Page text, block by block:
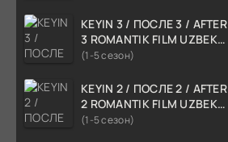
KEYIN 3 / ПОСЛЕ 3 / AFTER
3 ROMANTIK FILM UZBEK
TILIDA 2021 TARJIMA FILM
(1-5 сезон)
KEYIN 2 / ПОСЛЕ 2 / AFTER
2 ROMANTIK FILM UZBEK
TILIDA 2020 TARJIMA FILM
(1-5 сезон)